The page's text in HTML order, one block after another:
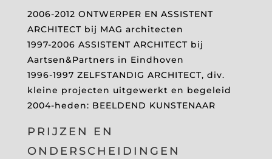
2006-2012 ONTWERPER EN ASSISTENT
ARCHITECT bij MAG architecten
1997-2006 ASSISTENT ARCHITECT bij
Aartsen&Partners in Eindhoven
1996-1997 ZELFSTANDIG ARCHITECT, div.
kleine projecten uitgewerkt en begeleid
2004-heden: BEELDEND KUNSTENAAR
PRIJZEN EN
ONDERSCHEIDINGEN